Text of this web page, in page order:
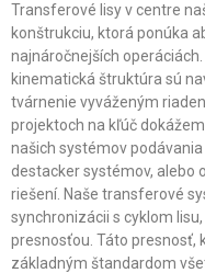
Transferové lisy v centre
konštrukciu, ktorá ponúka
najnáročnejších
kinematická štruktúra sú
tvárnenie vyváženým
projektoch na kľúč
našich systémov
destacker systémov, alebo
riešení. Naše transferové
synchronizácii s cyklom
presnosťou. Táto presnosť,
základným štandardom